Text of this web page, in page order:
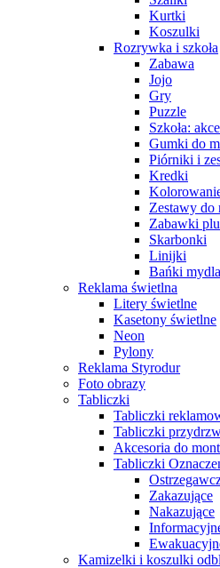
Kurtki
Koszulki
Rozrywka i szkoła
Zabawa
Jojo
Gry
Puzzle
Szkoła:
Gumki do
Piórniki i
Kredki
Zestawy do
Zabawki
Skarbonki
Linijki
Bańki
Reklama świetlna
Litery świetlne
Kasetony świetlne
Neon
Pylony
Reklama Styrodur
Foto obrazy
Tabliczki
Tabliczki
Tabliczki
Akcesoria do
Tabliczki
Zakazujące
Nakazujące
Kamizelki i koszulki